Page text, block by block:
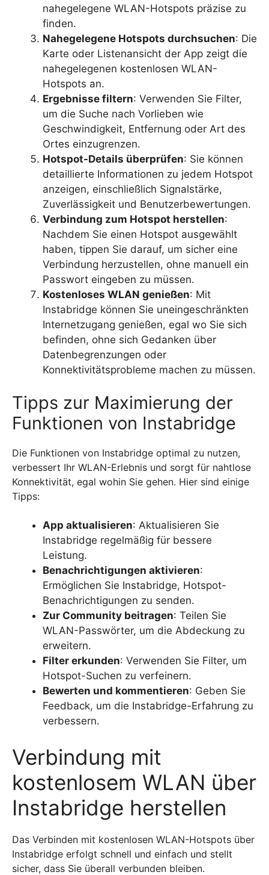
nahegelegene WLAN-Hotspots präzise zu
finden.
Nahegelegene Hotspots durchsuchen: Die
Karte oder Listenansicht der App zeigt die
nahegelegenen kostenlosen WLAN-
Hotspots an.
Ergebnisse filtern: Verwenden Sie Filter,
um die Suche nach Vorlieben wie
Geschwindigkeit, Entfernung oder Art des
Ortes einzugrenzen.
Hotspot-Details überprüfen: Sie können
detaillierte Informationen zu jedem Hotspot
anzeigen, einschließlich Signalstärke,
Zuverlässigkeit und Benutzerbewertungen.
Verbindung zum Hotspot herstellen:
Nachdem Sie einen Hotspot ausgewählt
haben, tippen Sie darauf, um sicher eine
Verbindung herzustellen, ohne manuell ein
Passwort eingeben zu müssen.
Kostenloses WLAN genießen: Mit
Instabridge können Sie uneingeschränkten
Internetzugang genießen, egal wo Sie sich
befinden, ohne sich Gedanken über
Datenbegrenzungen oder
Konnektivitätsprobleme machen zu müssen.
Tipps zur Maximierung der
Funktionen von Instabridge
Die Funktionen von Instabridge optimal zu nutzen,
verbessert Ihr WLAN-Erlebnis und sorgt für nahtlose
Konnektivität, egal wohin Sie gehen. Hier sind einige
Tipps:
App aktualisieren: Aktualisieren Sie
Instabridge regelmäßig für bessere
Leistung.
Benachrichtigungen aktivieren:
Ermöglichen Sie Instabridge, Hotspot-
Benachrichtigungen zu senden.
Zur Community beitragen: Teilen Sie
WLAN-Passwörter, um die Abdeckung zu
erweitern.
Filter erkunden: Verwenden Sie Filter, um
Hotspot-Suchen zu verfeinern.
Bewerten und kommentieren: Geben Sie
Feedback, um die Instabridge-Erfahrung zu
verbessern.
Verbindung mit
kostenlosem WLAN über
Instabridge herstellen
Das Verbinden mit kostenlosen WLAN-Hotspots über
Instabridge erfolgt schnell und einfach und stellt
sicher, dass Sie überall verbunden bleiben.